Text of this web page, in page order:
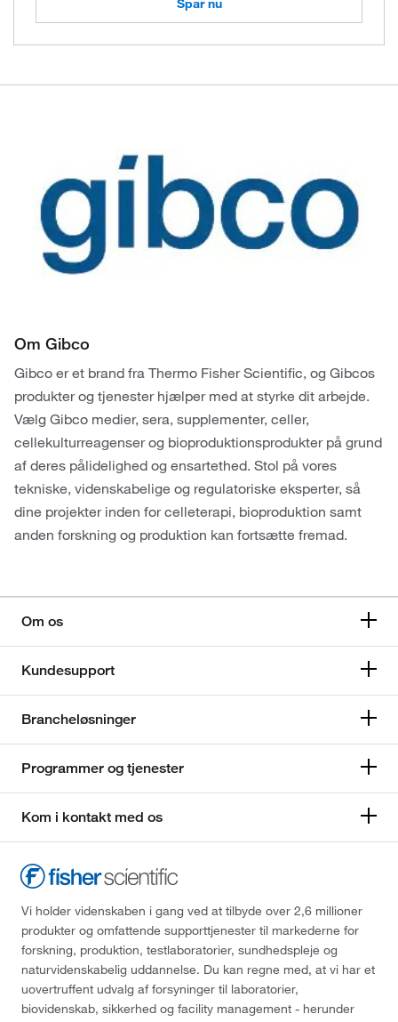
Spar nu
Om Gibco
Gibco er et brand fra Thermo Fisher Scientific, og Gibcos
produkter og tjenester hjælper med at styrke dit arbejde.
Vælg Gibco medier, sera, supplementer, celler,
cellekulturreagenser og bioproduktionsprodukter på grund
af deres pålidelighed og ensartethed. Stol på vores
tekniske, videnskabelige og regulatoriske eksperter, så
dine projekter inden for celleterapi, bioproduktion samt
anden forskning og produktion kan fortsætte fremad.
Om os
Kundesupport
Brancheløsninger
Programmer og tjenester
Kom i kontakt med os
Vi holder videnskaben i gang ved at tilbyde over 2,6 millioner
produkter og omfattende supporttjenester til markederne for
forskning, produktion, testlaboratorier, sundhedspleje og
naturvidenskabelig uddannelse. Du kan regne med, at vi har et
uovertruffent udvalg af forsyninger til laboratorier,
biovidenskab, sikkerhed og facility management - herunder